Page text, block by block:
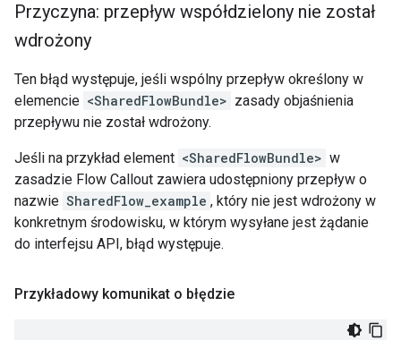
Przyczyna: przepływ współdzielony nie został
wdrożony
Ten błąd występuje, jeśli wspólny przepływ określony w
elemencie <SharedFlowBundle> zasady objaśnienia
przepływu nie został wdrożony.
Jeśli na przykład element <SharedFlowBundle> w
zasadzie Flow Callout zawiera udostępniony przepływ o
nazwie SharedFlow_example , który nie jest wdrożony w
konkretnym środowisku, w którym wysyłane jest żądanie
do interfejsu API, błąd występuje.
Przykładowy komunikat o błędzie